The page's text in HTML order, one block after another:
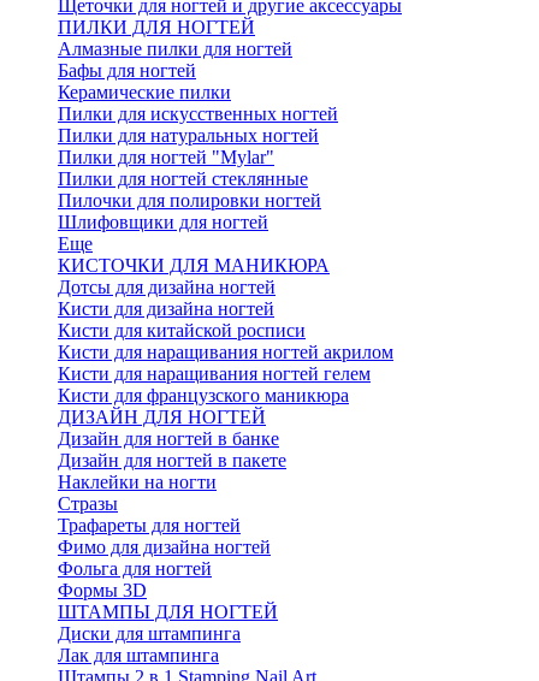
Щеточки для ногтей и другие аксессуары
ПИЛКИ ДЛЯ НОГТЕЙ
Алмазные пилки для ногтей
Бафы для ногтей
Керамические пилки
Пилки для искусственных ногтей
Пилки для натуральных ногтей
Пилки для ногтей "Mylar"
Пилки для ногтей стеклянные
Пилочки для полировки ногтей
Шлифовщики для ногтей
Еще
КИСТОЧКИ ДЛЯ МАНИКЮРА
Дотсы для дизайна ногтей
Кисти для дизайна ногтей
Кисти для китайской росписи
Кисти для наращивания ногтей акрилом
Кисти для наращивания ногтей гелем
Кисти для французского маникюра
ДИЗАЙН ДЛЯ НОГТЕЙ
Дизайн для ногтей в банке
Дизайн для ногтей в пакете
Наклейки на ногти
Стразы
Трафареты для ногтей
Фимо для дизайна ногтей
Фольга для ногтей
Формы 3D
ШТАМПЫ ДЛЯ НОГТЕЙ
Диски для штампинга
Лак для штампинга
Штампы 2 в 1 Stamping Nail Art